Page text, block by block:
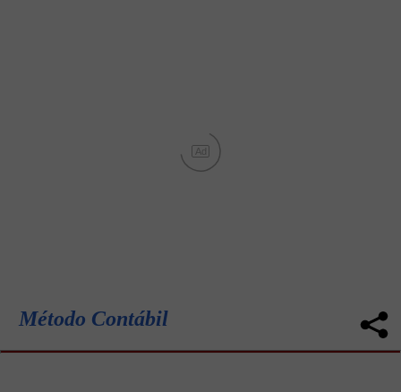
Ad
Método Contábil